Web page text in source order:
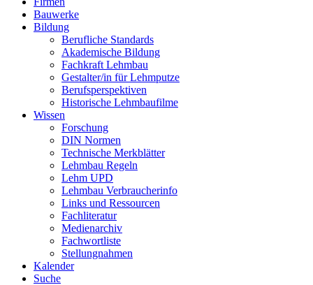
Bauwerke
Bildung
Berufliche Standards
Akademische Bildung
Fachkraft Lehmbau
Gestalter/in für Lehmputze
Berufsperspektiven
Historische Lehmbaufilme
Wissen
Forschung
DIN Normen
Technische Merkblätter
Lehmbau Regeln
Lehm UPD
Lehmbau Verbraucherinfo
Links und Ressourcen
Fachliteratur
Medienarchiv
Fachwortliste
Stellungnahmen
Kalender
Suche